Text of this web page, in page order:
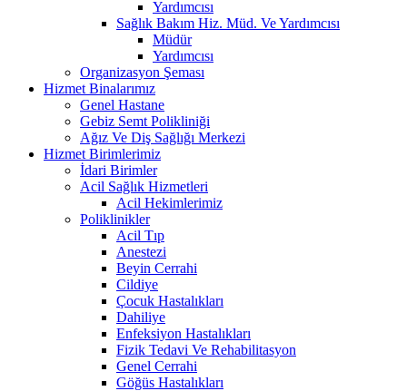
Yardımcısı
Sağlık Bakım Hiz. Müd. Ve Yardımcısı
Müdür
Yardımcısı
Organizasyon Şeması
Hizmet Binalarımız
Genel Hastane
Gebiz Semt Polikliniği
Ağız Ve Diş Sağlığı Merkezi
Hizmet Birimlerimiz
İdari Birimler
Acil Sağlık Hizmetleri
Acil Hekimlerimiz
Poliklinikler
Acil Tıp
Anestezi
Beyin Cerrahi
Cildiye
Çocuk Hastalıkları
Dahiliye
Enfeksiyon Hastalıkları
Fizik Tedavi Ve Rehabilitasyon
Genel Cerrahi
Göğüs Hastalıkları